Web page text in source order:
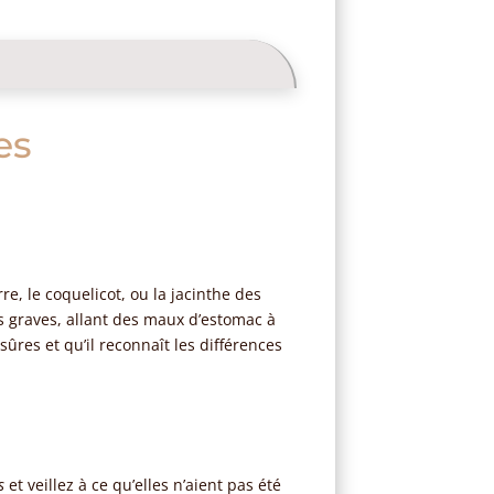
le coquelicot, ou la jacinthe des
allant des maux d’estomac à
et qu’il reconnaît les différences
et veillez à ce qu’elles n’aient pas été